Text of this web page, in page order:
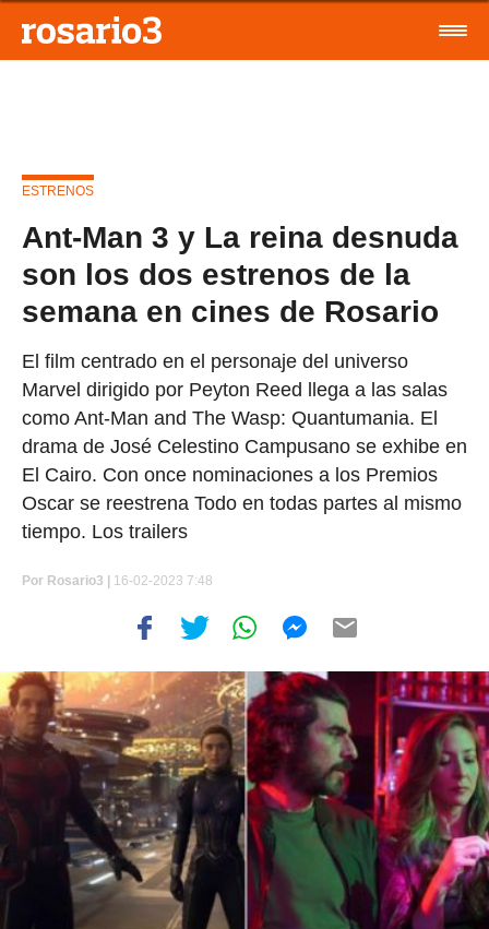
ESTRENOS
Ant-Man 3 y La reina desnuda
son los dos estrenos de la
semana en cines de Rosario
El film centrado en el personaje del universo
Marvel dirigido por Peyton Reed llega a las salas
como Ant-Man and The Wasp: Quantumania. El
drama de José Celestino Campusano se exhibe en
El Cairo. Con once nominaciones a los Premios
Oscar se reestrena Todo en todas partes al mismo
tiempo. Los trailers
Por Rosario3 | 16-02-2023 7:48